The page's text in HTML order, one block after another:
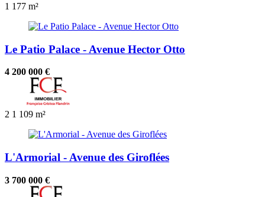
1 177 m²
Le Patio Palace - Avenue Hector Otto
4 200 000 €
2 1 109 m²
L'Armorial - Avenue des Giroflées
3 700 000 €